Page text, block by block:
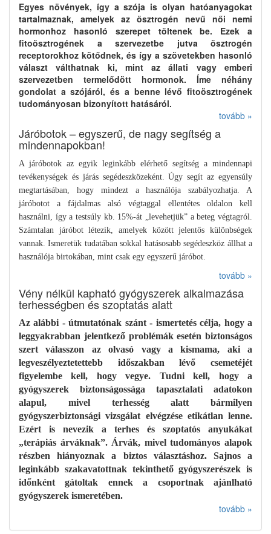
Egyes növények, így a szója is olyan hatóanyagokat
tartalmaznak, amelyek az ösztrogén nevű női nemi
hormonhoz hasonló szerepet töltenek be. Ezek a
fitoösztrogének a szervezetbe jutva ösztrogén
receptorokhoz kötődnek, és így a szövetekben hasonló
választ válthatnak ki, mint az állati vagy emberi
szervezetben termelődött hormonok. Íme néhány
gondolat a szójáról, és a benne lévő fitoösztrogének
tudományosan bizonyított hatásáról.
tovább »
Járóbotok – egyszerű, de nagy segítség a
mindennapokban!
A járóbotok az egyik leginkább elérhető segítség a mindennapi
tevékenységek és járás segédeszközeként. Úgy segít az egyensúly
megtartásában, hogy mindezt a használója szabályozhatja. A
járóbotot a fájdalmas alsó végtaggal ellentétes oldalon kell
használni, így a testsúly kb. 15%-át „levehetjük” a beteg végtagról.
Számtalan járóbot létezik, amelyek között jelentős különbségek
vannak. Ismeretük tudatában sokkal hatásosabb segédeszköz állhat a
használója birtokában, mint csak egy egyszerű járóbot.
tovább »
Vény nélkül kapható gyógyszerek alkalmazása
terhességben és szoptatás alatt
Az alábbi - útmutatónak szánt - ismertetés célja, hogy a
leggyakrabban jelentkező problémák esetén biztonságos
szert válasszon az olvasó vagy a kismama, aki a
legveszélyeztetettebb időszakban lévő csemetéjét
figyelembe kell, hogy vegye. Tudni kell, hogy a
gyógyszerek biztonságossága tapasztalati adatokon
alapul, mivel terhesség alatt bármilyen
gyógyszerbiztonsági vizsgálat elvégzése etikátlan lenne.
Ezért is nevezik a terhes és szoptatós anyukákat
„terápiás árváknak”. Árvák, mivel tudományos alapok
részben hiányoznak a biztos választáshoz. Sajnos a
leginkább szakavatottnak tekinthető gyógyszerészek is
időnként gátoltak ennek a csoportnak ajánlható
gyógyszerek ismeretében.
tovább »